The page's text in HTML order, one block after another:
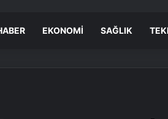
EKONOMI SAĞLIK